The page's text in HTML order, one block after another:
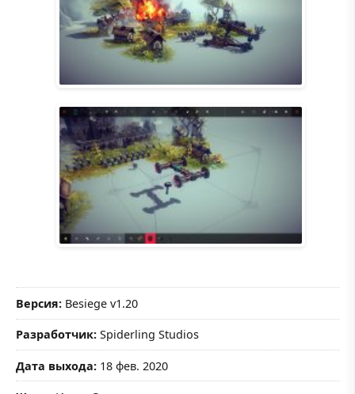
Версия: Besiege v1.20
Разработчик: Spiderling Studios
Дата выхода: 18 фев. 2020